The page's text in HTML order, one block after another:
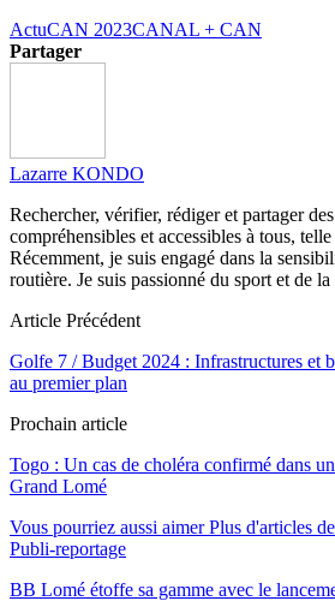
ActuCAN 2023CANAL + CAN
Partager
Lazarre KONDO
Rechercher, vérifier, rédiger et partager
compréhensibles et accessibles à tous,
Récemment, je suis engagé dans la
routière. Je suis passionné du sport et de
Article Précédent
Golfe 7 / Budget 2024 : Infrastructures et
au premier plan
Prochain article
Togo : Un cas de choléra confirmé dans
Grand Lomé
Vous pourriez aussi aimer Plus d'articles
Publi-reportage
BB Lomé étoffe sa gamme avec le